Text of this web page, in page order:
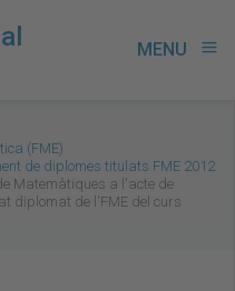
MENU menu
(FME)
de diplomes titulats FME 2012
Matemàtiques a l'acte de
diplomat de l'FME del curs